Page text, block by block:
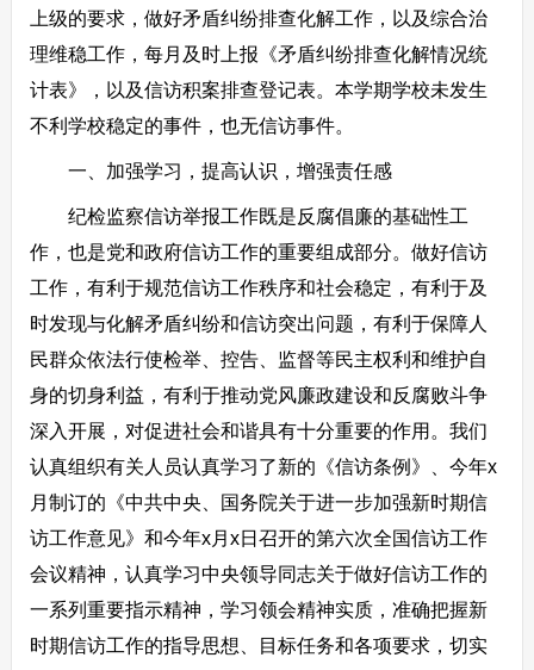
上级的要求，做好矛盾纠纷排查化解工作，以及综合治
理维稳工作，每月及时上报《矛盾纠纷排查化解情况统
计表》，以及信访积案排查登记表。本学期学校未发生
不利学校稳定的事件，也无信访事件。
一、加强学习，提高认识，增强责任感
纪检监察信访举报工作既是反腐倡廉的基础性工
作，也是党和政府信访工作的重要组成部分。做好信访
工作，有利于规范信访工作秩序和社会稳定，有利于及
时发现与化解矛盾纠纷和信访突出问题，有利于保障人
民群众依法行使检举、控告、监督等民主权利和维护自
身的切身利益，有利于推动党风廉政建设和反腐败斗争
深入开展，对促进社会和谐具有十分重要的作用。我们
认真组织有关人员认真学习了新的《信访条例》、今年x
月制订的《中共中央、国务院关于进一步加强新时期信
访工作意见》和今年x月x日召开的第六次全国信访工作
会议精神，认真学习中央领导同志关于做好信访工作的
一系列重要指示精神，学习领会精神实质，准确把握新
时期信访工作的指导思想、目标任务和各项要求，切实